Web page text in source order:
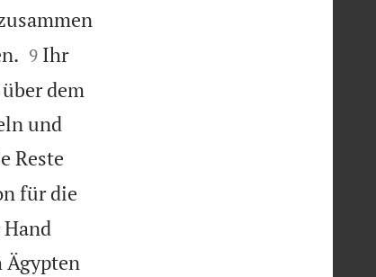

9 Ihr
dem
und
Reste
für die
Ägypten